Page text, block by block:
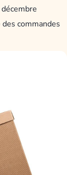
commandes